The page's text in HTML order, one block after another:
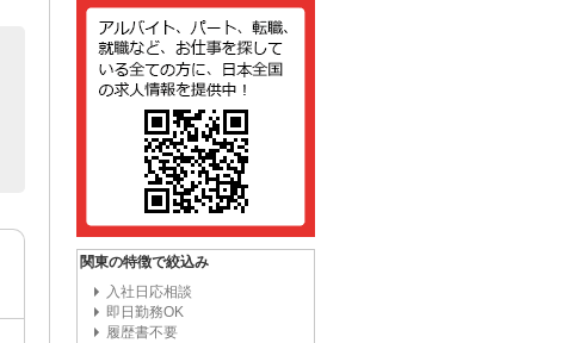
関東の特徴で絞込み
入社日応相談
即日勤務OK
履歴書不要